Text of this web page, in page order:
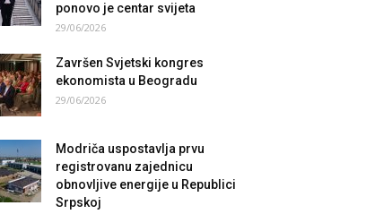
ponovo je centar svijeta
29/06/2026
Završen Svjetski kongres
ekonomista u Beogradu
29/06/2026
Modriča uspostavlja prvu
registrovanu zajednicu
obnovljive energije u Republici
Srpskoj